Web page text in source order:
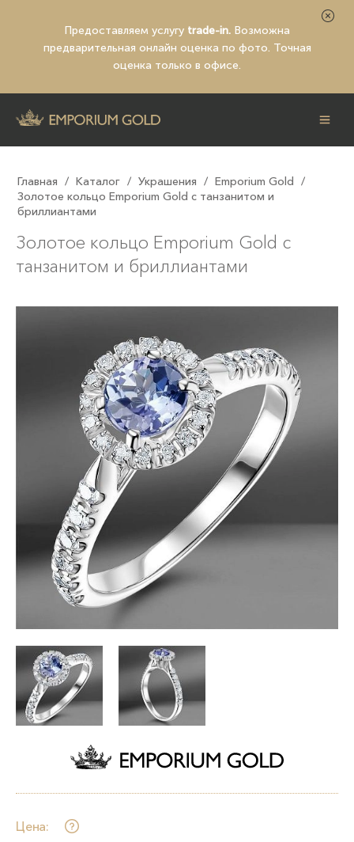
Предоставляем услугу trade-in. Возможна
предварительная онлайн оценка по фото. Точная
оценка только в офисе.
Главная / Каталог / Украшения / Emporium Gold /
Золотое кольцо Emporium Gold с танзанитом и
бриллиантами
Золотое кольцо Emporium Gold с
танзанитом и бриллиантами
Цена: